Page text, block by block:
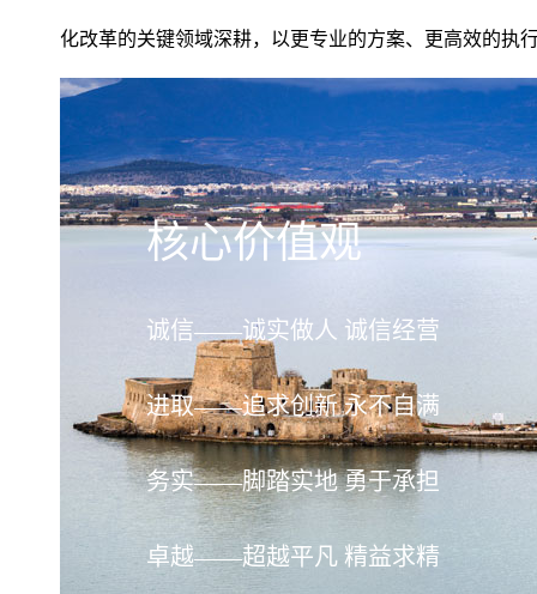
化改革的关键领域深耕，以更专业的方案、更高效的执
核心价值观
诚信——诚实做人 诚信经营
进取——追求创新 永不自满
务实——脚踏实地 勇于承担
卓越——超越平凡 精益求精